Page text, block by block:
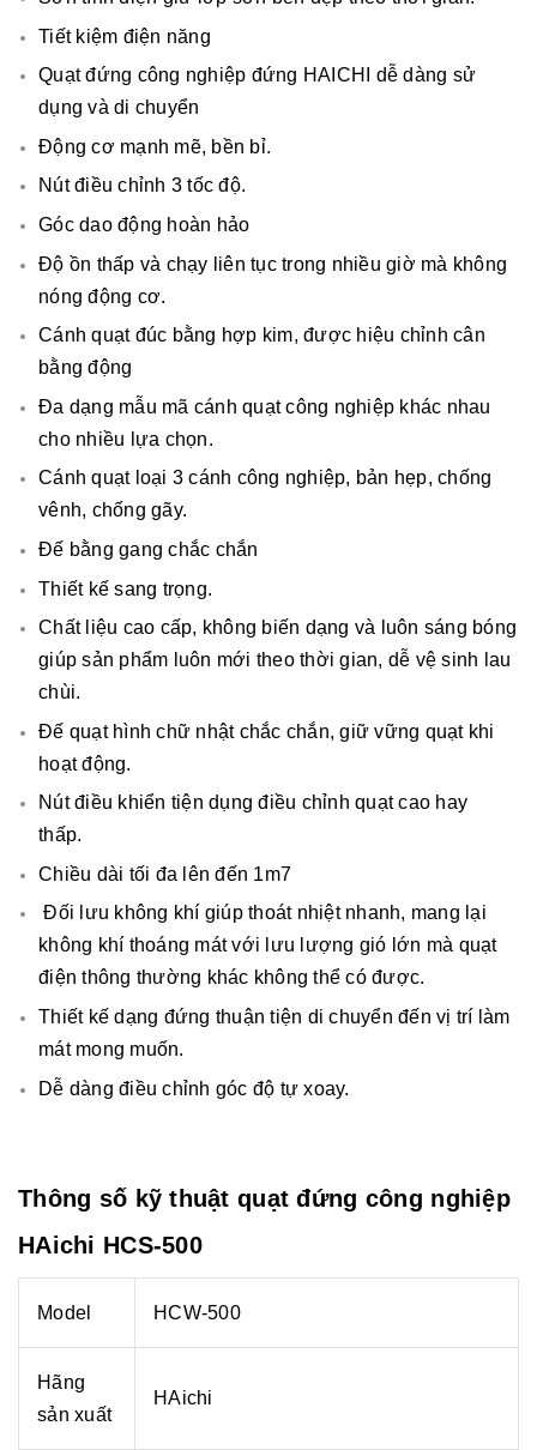
Tiết kiệm điện năng
Quạt đứng công nghiệp đứng HAICHI dễ dàng sử
dụng và di chuyển
Động cơ mạnh mẽ, bền bỉ.
Nút điều chỉnh 3 tốc độ.
Góc dao động hoàn hảo
Độ ồn thấp và chạy liên tục trong nhiều giờ mà không
nóng động cơ.
Cánh quạt đúc bằng hợp kim, được hiệu chỉnh cân
bằng động
Đa dạng mẫu mã cánh quạt công nghiệp khác nhau
cho nhiều lựa chọn.
Cánh quạt loại 3 cánh công nghiệp, bản hẹp, chống
vênh, chống gãy.
Đế bằng gang chắc chắn
Thiết kế sang trọng.
Chất liệu cao cấp, không biến dạng và luôn sáng bóng
giúp sản phẩm luôn mới theo thời gian, dễ vệ sinh lau
chùi.
Đế quạt hình chữ nhật chắc chắn, giữ vững quạt khi
hoạt động.
Nút điều khiển tiện dụng điều chỉnh quạt cao hay
thấp.
Chiều dài tối đa lên đến 1m7
Đối lưu không khí giúp thoát nhiệt nhanh, mang lại
không khí thoáng mát với lưu lượng gió lớn mà quạt
điện thông thường khác không thể có được.
Thiết kế dạng đứng thuận tiện di chuyển đến vị trí làm
mát mong muốn.
Dễ dàng điều chỉnh góc độ tự xoay.
Thông số kỹ thuật quạt đứng công nghiệp
HAichi HCS-500
Model HCW-500
Hãng
sản xuất
HAichi